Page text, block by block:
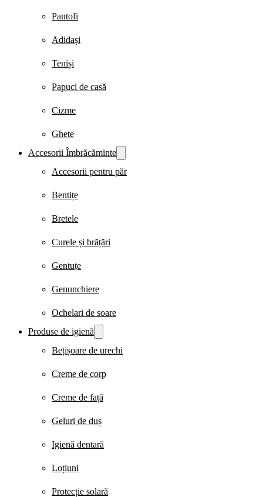
Pantofi
Adidași
Teniși
Papuci de casă
Cizme
Ghete
Accesorii Îmbrăcăminte
Accesorii pentru păr
Bentițe
Bretele
Curele și brățări
Gentuțe
Genunchiere
Ochelari de soare
Produse de igienă
Bețișoare de urechi
Creme de corp
Creme de față
Geluri de duș
Igienă dentară
Loțiuni
Protecție solară